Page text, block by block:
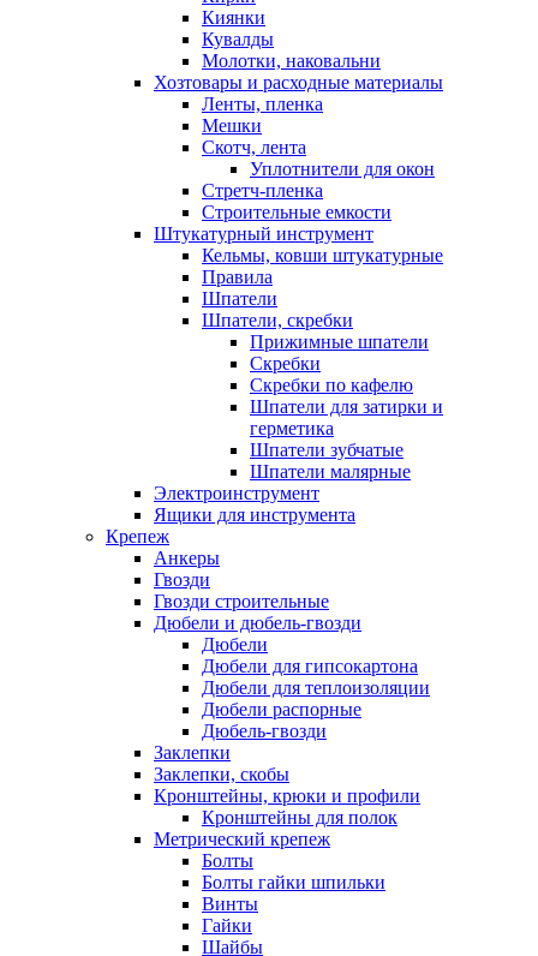
Киянки
Кувалды
Молотки, наковальни
Хозтовары и расходные материалы
Ленты, пленка
Мешки
Скотч, лента
Уплотнители для окон
Стретч-пленка
Строительные емкости
Штукатурный инструмент
Кельмы, ковши штукатурные
Правила
Шпатели
Шпатели, скребки
Прижимные шпатели
Скребки
Скребки по кафелю
Шпатели для затирки и
герметика
Шпатели зубчатые
Шпатели малярные
Электроинструмент
Ящики для инструмента
Крепеж
Анкеры
Гвозди
Гвозди строительные
Дюбели и дюбель-гвозди
Дюбели
Дюбели для гипсокартона
Дюбели для теплоизоляции
Дюбели распорные
Дюбель-гвозди
Заклепки
Заклепки, скобы
Кронштейны, крюки и профили
Кронштейны для полок
Метрический крепеж
Болты
Болты гайки шпильки
Винты
Гайки
Шайбы